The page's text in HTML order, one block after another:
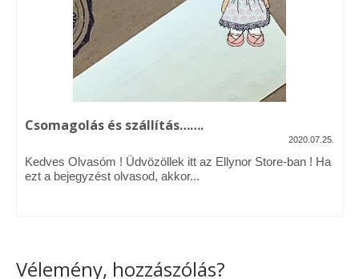
Vásárok, ahol velem is találkozhattál…
Alapanyagok, kellékek
Ellynor története
Adatkezelési tájékoztató
Csomagolás és szállítás…….
2020.07.25.
Kedves Olvasóm ! Üdvözöllek itt az Ellynor Store-ban ! Ha
ezt a bejegyzést olvasod, akkor...
Vélemény, hozzászólás?